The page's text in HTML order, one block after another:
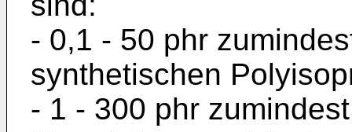
- 0,1 - 50 phr
synthetischen
- 1 - 300 phr